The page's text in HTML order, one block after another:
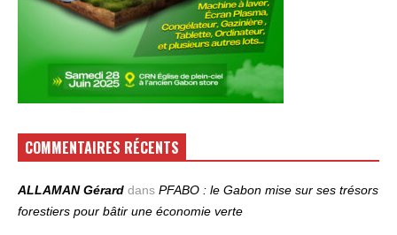
COMMENTAIRES RÉCENTS
ALLAMAN Gérard dans PFABO : le Gabon mise sur ses trésors
forestiers pour bâtir une économie verte